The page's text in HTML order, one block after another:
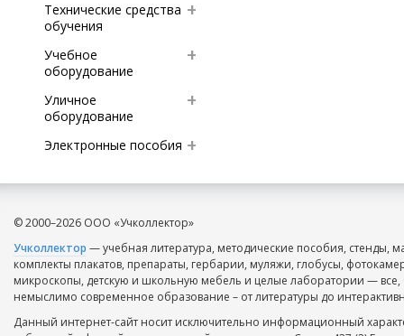
Технические средства
обучения
Учебное
оборудование
Уличное
оборудование
Электронные пособия
© 2000–2026 ООО «Учколлектор»
Учколлектор — учебная литература, методические пособия, стенды,
комплекты плакатов, препараты, гербарии, муляжи, глобусы,
микроскопы, детскую и школьную мебель и целые лаборатории — все,
немыслимо современное образование – от литературы до
Данный интернет-сайт носит исключительно информационный